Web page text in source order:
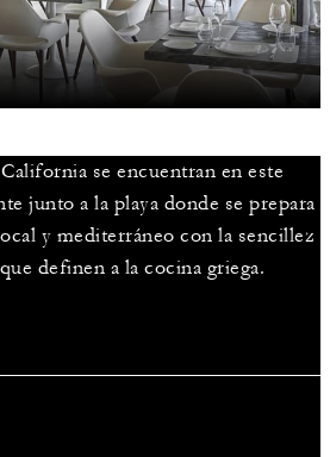
se encuentran en este
junto a la playa donde se prepara
y mediterráneo con la sencillez
definen a la cocina griega.